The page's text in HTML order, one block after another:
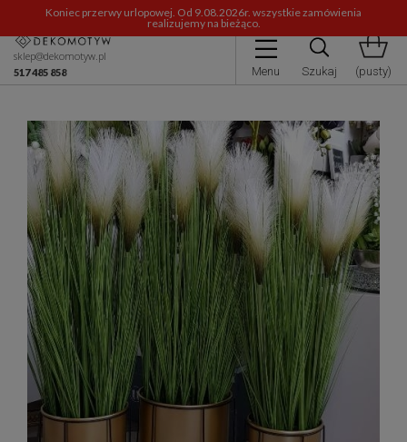
Koniec przerwy urlopowej. Od 9.08.2026r. wszystkie zamówienia
realizujemy na bieżąco.
Menu Szukaj (pusty)
sklep@dekomotyw.pl
517 485 858